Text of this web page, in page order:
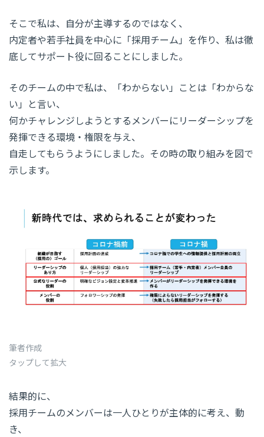
そこで私は、自分が主導するのではなく、
内定者や若手社員を中心に「採用チーム」を作り、私は徹
底してサポート役に回ることにしました。
そのチームの中で私は、「わからない」ことは「わからな
い」と言い、
何かチャレンジしようとするメンバーにリーダーシップを
発揮できる環境・権限を与え、
自走してもらうようにしました。その時の取り組みを図で
示します。
筆者作成
タップして拡大
結果的に、
採用チームのメンバーは一人ひとりが主体的に考え、動
き、